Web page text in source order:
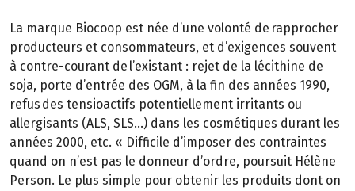
La marque Biocoop est née d’une volonté de rapprocher
producteurs et consommateurs, et d’exigences souvent
à contre-courant de l’existant : rejet de la lécithine de
soja, porte d’entrée des OGM, à la fin des années 1990,
refus des tensioactifs potentiellement irritants ou
allergisants (ALS, SLS…) dans les cosmétiques durant les
années 2000, etc. « Difficile d’imposer des contraintes
quand on n’est pas le donneur d’ordre, poursuit Hélène
Person. Le plus simple pour obtenir les produits dont on